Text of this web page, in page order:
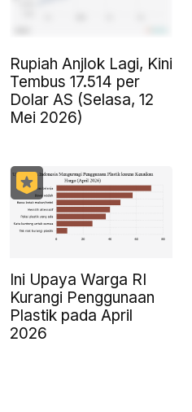
Rupiah Anjlok Lagi, Kini
Tembus 17.514 per
Dolar AS (Selasa, 12
Mei 2026)
Ini Upaya Warga RI
Kurangi Penggunaan
Plastik pada April
2026